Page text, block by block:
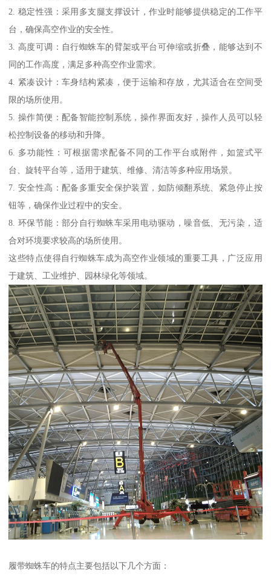
2. 稳定性强：采用多支腿支撑设计，作业时能够提供稳定的工作平
台，确保高空作业的安全性。
3. 高度可调：自行蜘蛛车的臂架或平台可伸缩或折叠，能够达到不
同的工作高度，满足多种高空作业需求。
4. 紧凑设计：车身结构紧凑，便于运输和存放，尤其适合在空间受
限的场所使用。
5. 操作简便：配备智能控制系统，操作界面友好，操作人员可以轻
松控制设备的移动和升降。
6. 多功能性：可根据需求配备不同的工作平台或附件，如篮式平
台、旋转平台等，适用于建筑、维修、清洁等多种应用场景。
7. 安全性高：配备多重安全保护装置，如防倾翻系统、紧急停止按
钮等，确保作业过程中的安全。
8. 环保节能：部分自行蜘蛛车采用电动驱动，噪音低、无污染，适
合对环境要求较高的场所使用。
这些特点使得自行蜘蛛车成为高空作业领域的重要工具，广泛应用
于建筑、工业维护、园林绿化等领域。
履带蜘蛛车的特点主要包括以下几个方面：